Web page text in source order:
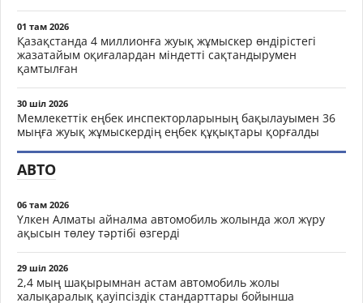
01 там 2026
Қазақстанда 4 миллионға жуық жұмыскер өндірістегі
жазатайым оқиғалардан міндетті сақтандырумен
қамтылған
30 шіл 2026
Мемлекеттік еңбек инспекторларының бақылауымен 36
мыңға жуық жұмыскердің еңбек құқықтары қорғалды
АВТО
06 там 2026
Үлкен Алматы айналма автомобиль жолында жол жүру
ақысын төлеу тәртібі өзгерді
29 шіл 2026
2,4 мың шақырымнан астам автомобиль жолы
халықаралық қауіпсіздік стандарттары бойынша